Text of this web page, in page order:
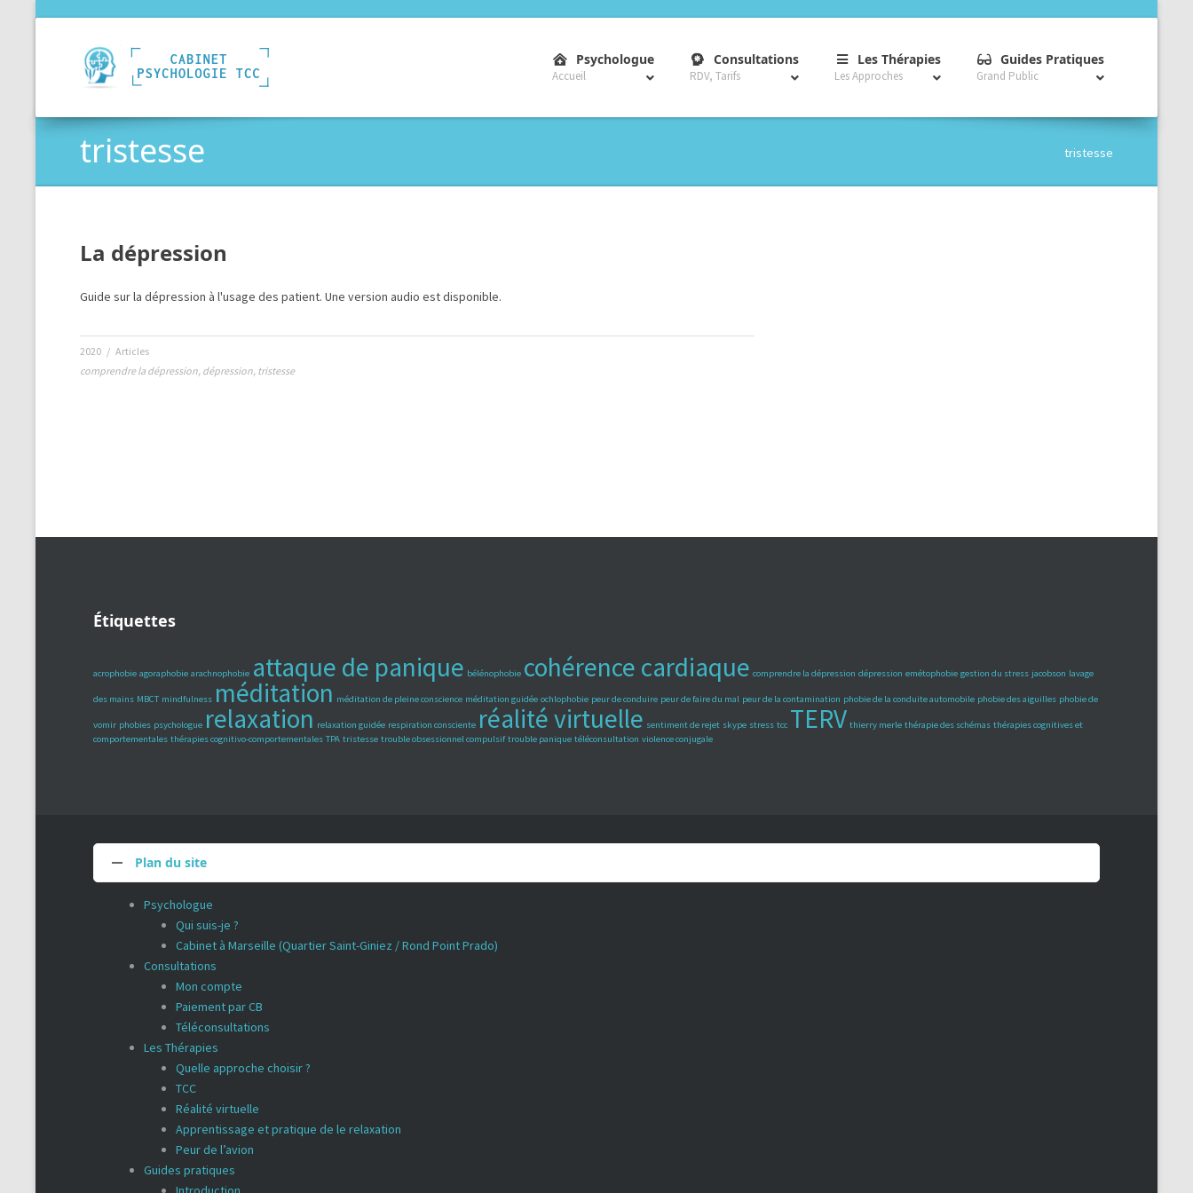
Psychologue–
Accueil
Consultations
RDV, Tarifs
Les Thérapies
Les Approches
Guides Pratiques
Grand Public
tristesse tristesse
La dépression
Guide sur la dépression à l'usage des patient. Une version audio est disponible.
2020 / Articles
comprendre la dépression, dépression, tristesse
Étiquettes
acrophobie agoraphobie arachnophobie attaque de panique bélénophobie cohérence cardiaque comprendre la dépression dépression emétophobie gestion du stress jacobson lavage
des mains MBCT mindfulness méditation méditation de pleine conscience méditation guidée ochlophobie peur de conduire peur de faire du mal peur de la contamination phobie de la conduite automobile phobie des aiguilles phobie de
vomir phobies psychologue relaxation relaxation guidée respiration consciente réalité virtuelle sentiment de rejet skype stress tcc TERV thierry merle thérapie des schémas thérapies cognitives et
comportementales thérapies cognitivo-comportementales TPA tristesse trouble obsessionnel compulsif trouble panique téléconsultation violence conjugale
Plan du site
Psychologue
Qui suis-je ?
Cabinet à Marseille (Quartier Saint-Giniez / Rond Point Prado)
Consultations
Mon compte
Paiement par CB
Téléconsultations
Les Thérapies
Quelle approche choisir ?
TCC
Réalité virtuelle
Apprentissage et pratique de le relaxation
Peur de l’avion
Guides pratiques